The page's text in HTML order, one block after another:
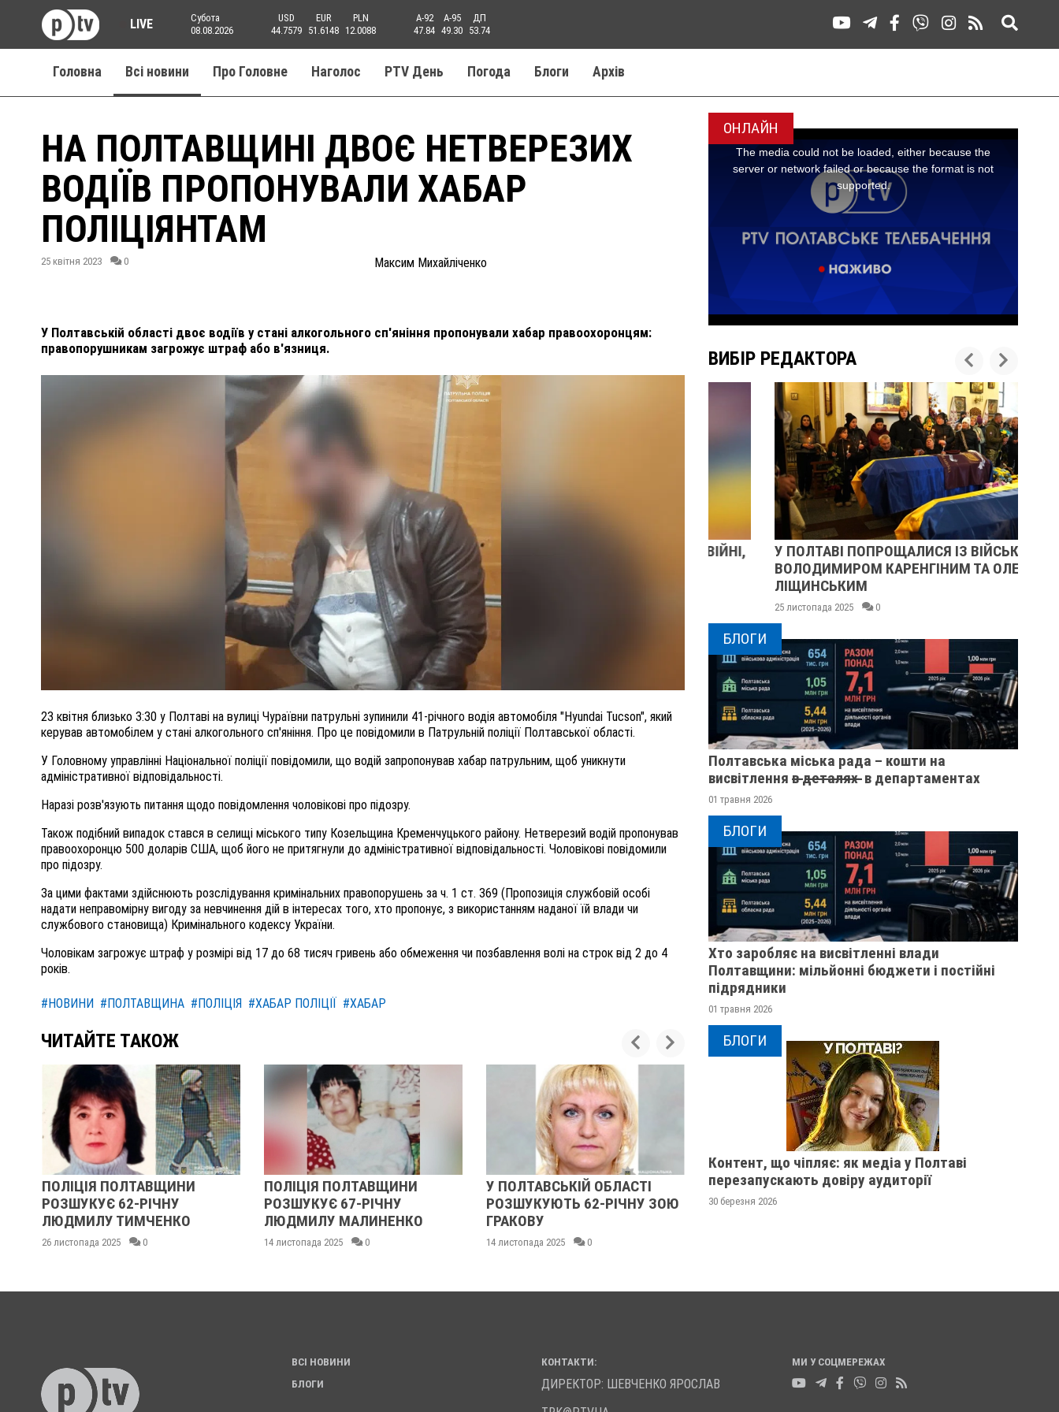
LIVE
Субота
08.08.2026
USD
44.7579
EUR
51.6148
PLN
12.0088
A-92
47.84
A-95
49.30
ДП
53.74
Головна Всі новини Про Головне Наголос PTV День Погода Блоги Aрхів
НА ПОЛТАВЩИНІ ДВОЄ НЕТВЕРЕЗИХ
ВОДІЇВ ПРОПОНУВАЛИ ХАБАР
ПОЛІЦІЯНТАМ
25 квітня 2023 0 Максим Михайліченко
У Полтавській області двоє водіїв у стані алкогольного сп'яніння пропонували хабар правоохоронцям:
правопорушникам загрожує штраф або в'язниця.
23 квітня близько 3:30 у Полтаві на вулиці Чураївни патрульні зупинили 41-річного водія автомобіля "Hyundai Tucson", який
керував автомобілем у стані алкогольного сп'яніння. Про це повідомили в Патрульній поліції Полтавської області.
У Головному управлінні Національної поліції повідомили, що водій запропонував хабар патрульним, щоб уникнути
адміністративної відповідальності.
Наразі розв'язують питання щодо повідомлення чоловікові про підозру.
Також подібний випадок стався в селищі міського типу Козельщина Кременчуцького району. Нетверезий водій пропонував
правоохоронцю 500 доларів США, щоб його не притягнули до адміністративної відповідальності. Чоловікові повідомили
про підозру.
За цими фактами здійснюють розслідування кримінальних правопорушень за ч. 1 ст. 369 (Пропозиція службовій особі
надати неправомірну вигоду за невчинення дій в інтересах того, хто пропонує, з використанням наданої їй влади чи
службового становища) Кримінального кодексу України.
Чоловікам загрожує штраф у розмірі від 17 до 68 тисяч гривень або обмеження чи позбавлення волі на строк від 2 до 4
років.
#НОВИНИ #ПОЛТАВЩИНА #ПОЛІЦІЯ #ХАБАР ПОЛІЦІЇ #ХАБАР
ЧИТАЙТЕ ТАКОЖ
ПОЛТАВЩИНИ
62-РІЧНУ
ТИМЧЕНКО
листопада 2025 0
ПОЛІЦІЯ ПОЛТАВЩИНИ
РОЗШУКУЄ 67-РІЧНУ
ЛЮДМИЛУ МАЛИНЕНКО
14 листопада 2025 0
У ПОЛТАВСЬКІЙ ОБЛАСТІ
РОЗШУКУЮТЬ 62-РІЧНУ ЗОЮ
ГРАКОВУ
14 листопада 2025 0
У ПОЛТАВСЬКІЙ ОБЛАСТІ
РОЗШУКУЮТЬ 82-РІЧНУ
ПОЛІЦІЯ ПОЛТАВЩИНИ
ОНЛАЙН
ВИБІР РЕДАКТОРА
ПОЛІЦІЯ ПОЛТАВЩИНИ РОЗШУКУЄ 62-РІЧНУ
ВНАСЛІДОК ПОРАНЕНЬ, ОТРИМАНИХ НА ВІЙНІ,
ПОМЕР ВОЇН ЮРІЙ ВОЙТИК
25 листопада 2025 0
У ПОЛТАВІ ПОПРОЩАЛИСЯ ІЗ ВІЙСЬКОВИМИ
ВОЛОДИМИРОМ КАРЕНГІНИМ ТА ОЛЕГОМ
ЛІЩИНСЬКИМ
25 листопада 2025 0
БЛОГИ
Полтавська міська рада – кошти на
висвітлення в̶ ̶д̶е̶т̶а̶л̶я̶х̶ ̶ в департаментах
01 травня 2026
БЛОГИ
Хто заробляє на висвітленні влади
Полтавщини: мільйонні бюджети і постійні
підрядники
01 травня 2026
БЛОГИ
Контент, що чіпляє: як медіа у Полтаві
перезапускають довіру аудиторії
30 березня 2026
ВСІ НОВИНИ
БЛОГИ
КОНТАКТИ:
ДИРЕКТОР: ШЕВЧЕНКО ЯРОСЛАВ
МИ У СОЦМЕРЕЖАХ